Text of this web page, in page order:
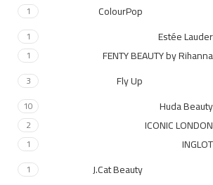
ColourPop
1
Estée Lauder
1
FENTY BEAUTY by Rihanna
1
Fly Up
3
Huda Beauty
10
ICONIC LONDON
2
INGLOT
1
J.Cat Beauty
1